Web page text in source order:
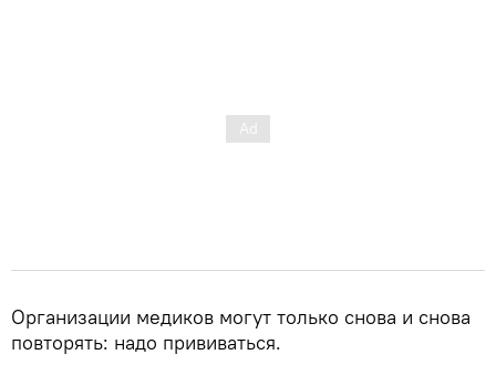
Организации медиков могут только снова и снова
повторять: надо прививаться.